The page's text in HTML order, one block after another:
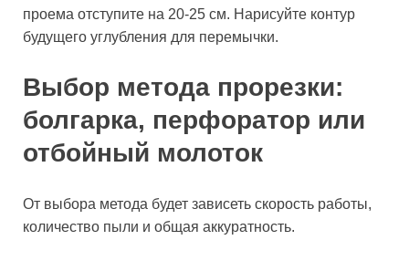
проема отступите на 20-25 см. Нарисуйте контур
будущего углубления для перемычки.
Выбор метода прорезки:
болгарка, перфоратор или
отбойный молоток
От выбора метода будет зависеть скорость работы,
количество пыли и общая аккуратность.